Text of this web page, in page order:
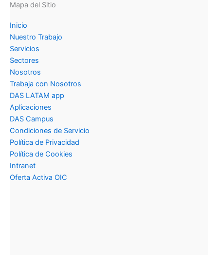
Mapa del Sitio
Inicio
Nuestro Trabajo
Servicios
Sectores
Nosotros
Trabaja con Nosotros
DAS LATAM app
Aplicaciones
DAS Campus
Condiciones de Servicio
Política de Privacidad
Política de Cookies
Intranet
Oferta Activa OIC